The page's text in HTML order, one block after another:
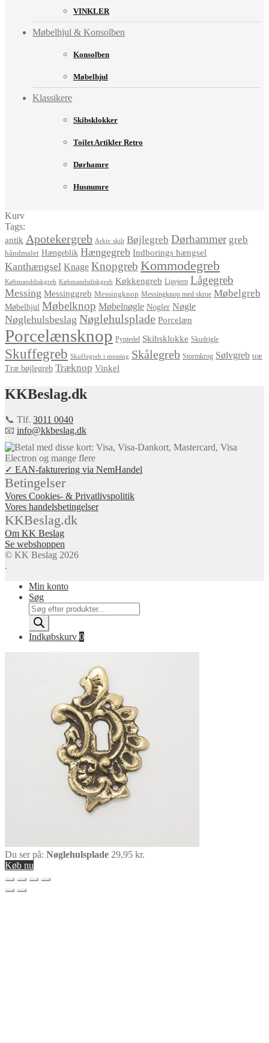
VINKLER
Møbelhjul & Konsolben
Konsolben
Møbelhjul
Klassikere
Skibsklokker
Toilet Artikler Retro
Dørhamre
Husnumre
Kurv
Tags:
antik Apotekergreb Arkiv skilt Bøjlegreb Dørhammer greb
håndmalet Hængeblik Hængegreb Indborings hængsel
Kanthængsel Knage Knopgreb Kommodegreb
Købmanddiskgreb Købmandsdiskgreb Køkkengreb Ligejern Lågegreb
Messing Messinggreb Messingknop Messingknop med skrue Møbelgreb
Møbelhjul Møbelknop Møbelnøgle Nogler Nøgle
Nøglehulsbeslag Nøglehulsplade Porcelæn
Porcelænsknop Pyntedel Skibsklokke Skudrigle
Skuffegreb Skuffegreb i messing Skålegreb Stormkrog Sølvgreb træ
Træ bøjlegreb Træknop Vinkel
KKBeslag.dk
📞 Tlf. 3011 0040
📧 info@kkbeslag.dk
✓ EAN-fakturering via NemHandel
Betingelser
Vores Cookies- & Privatlivspolitik
Vores handelsbetingelser
KKBeslag.dk
Om KK Beslag
Se webshoppen
© KK Beslag 2026
.
Min konto
Søg
Products
search
Indkøbskurv 0
Du ser på: Nøglehulsplade 29,95 kr.
Køb nu